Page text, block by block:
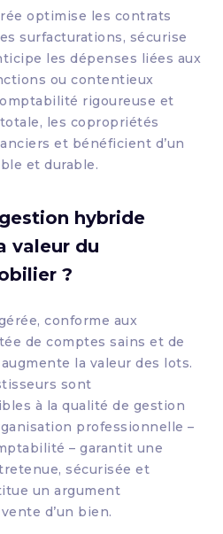
optimise les contrats
surfacturations, sécurise
les dépenses liées aux
ou contentieux
rigoureuse et
les copropriétés
et bénéficient d’un
et durable.
hybride
valeur du
?
conforme aux
de comptes sains et de
la valeur des lots.
sont
à la qualité de gestion
professionnelle –
– garantit une
sécurisée et
un argument
d’un bien.